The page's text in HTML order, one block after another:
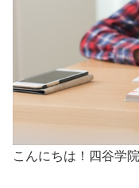
こんにちは！四谷学